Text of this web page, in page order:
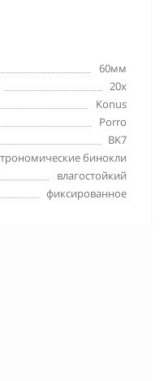
60мм
20x
Konus
Porro
BK7
бинокли
влагостойкий
фиксированное